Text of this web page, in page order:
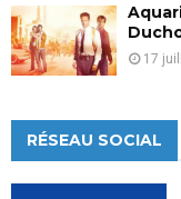
17
RÉSEAU SOCIAL